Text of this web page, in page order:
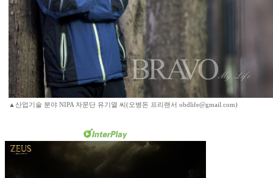
▲산업기술 분야 NIPA 자문단 유기열 씨(오병돈 프리랜서 obdlife@gmail.com)